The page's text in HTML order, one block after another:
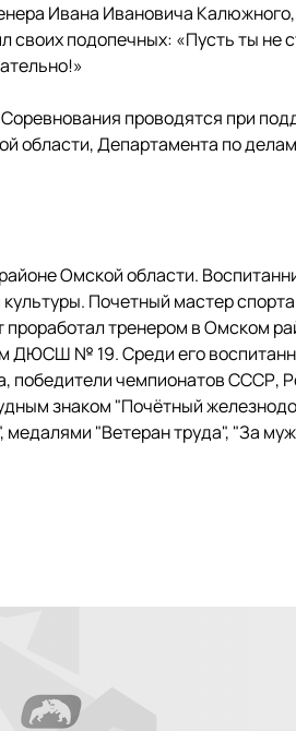
Ивана Ивановича Калюжного,
своих подопечных: «Пусть ты не
проводятся при
области, Департамента по делам
Омской области.
Почетный мастер
тренером в Омском
ДЮСШ № 19. Среди его
победители чемпионатов СССР,
знаком "Почётный
медалями "Ветеран труда", "За